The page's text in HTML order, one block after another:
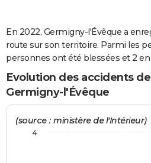
GUIDES D'ACHAT
BONS PLANS
CARTE DE VOEUX
Carte de Noël
Carte Bonne année
Carte Saint-Valentin
Carte Pâques
Carte d'anniversaire
DICTIONNAIRE
En 2022, Germigny-l'Évêque a
route sur son territoire. Parmi les
personnes ont été blessées et 2
Evolution des accidents
Germigny-l'Évêque
(source : ministère de l'Intérieur)
4